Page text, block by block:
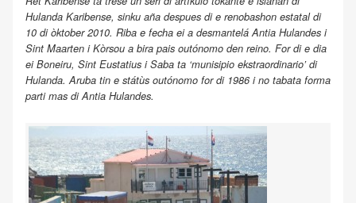
Hulanda Karibense, sinku aña despues di e renobashon estatal di
10 di òktober 2010. Riba e fecha ei a desmantelá Antia Hulandes i
Sint Maarten i Kòrsou a bira pais outónomo den reino. For di e dia
ei Boneiru, Sint Eustatius i Saba ta ‘munisipio ekstraordinario’ di
Hulanda. Aruba tin e státùs outónomo for di 1986 i no tabata forma
parti mas di Antia Hulandes.